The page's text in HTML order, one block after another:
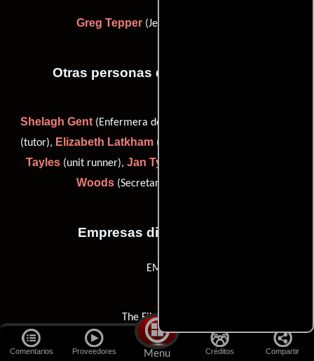
Comentarios Proveedores Menu Créditos Compartir
Greg Tepper (Jefe de producción)
Otras personas que participaron
Shelagh Gent(Enfermera de la unidad),
(tutor), Elizabeth Latkham (producer's secretary),
Tayles(unit runner), Jan Tyrrell
Woods(Secretaria de producción)
Empresas distribuidoras
EMC
The Film House